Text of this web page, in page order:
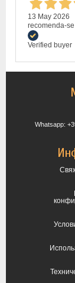
13 May 2026
recomenda-se
Verified buyer
Whatsapp: